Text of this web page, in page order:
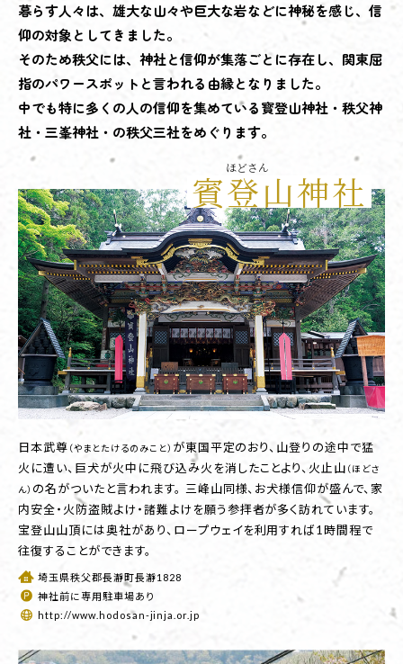
暮らす人々は、雄大な山々や巨大な岩などに神秘を感じ、信
仰の対象としてきました。
そのため秩父には、神社と信仰が集落ごとに存在し、関東屈
指のパワースポットと言われる由縁となりました。
中でも特に多くの人の信仰を集めている寳登山神社・秩父神
社・三峯神社・の秩父三社をめぐります。
賓登山神社
ほどさん
日本武尊 （やまとたけるのみこと） が東国平定のおり、山登りの途中で猛
火に遭い、巨犬が火中に飛び込み火を消したことより、火止山 （ほどさ
ん） の名がついたと言われます。 三峰山同様、お犬様信仰が盛んで、家
内安全・火防盗賊よけ・諸難よけを願う参拝者が多く訪れています。
宝登山山頂には奥社があり、ロープウェイを利用すれば1時間程で
往復することができます。
埼玉県秩父郡長瀞町長瀞1828
神社前に専用駐車場あり
http://www.hodosan-jinja.or.jp